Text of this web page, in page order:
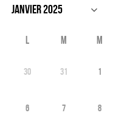
L M M
30 31 1
6 7 8